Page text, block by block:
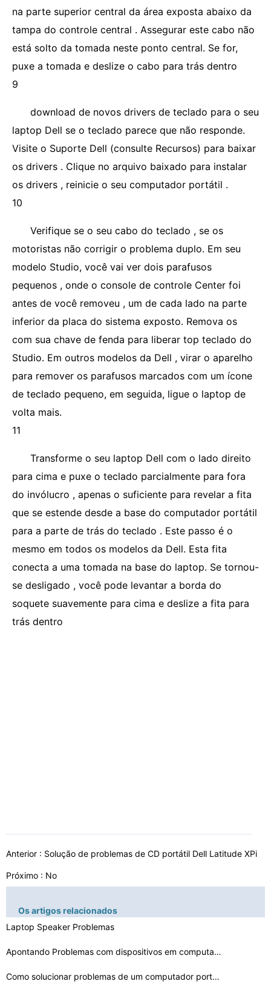
na parte superior central da área exposta abaixo da
tampa do controle central . Assegurar este cabo não
está solto da tomada neste ponto central. Se for,
puxe a tomada e deslize o cabo para trás dentro
9
download de novos drivers de teclado para o seu
laptop Dell se o teclado parece que não responde.
Visite o Suporte Dell (consulte Recursos) para baixar
os drivers . Clique no arquivo baixado para instalar
os drivers , reinicie o seu computador portátil .
10
Verifique se o seu cabo do teclado , se os
motoristas não corrigir o problema duplo. Em seu
modelo Studio, você vai ver dois parafusos
pequenos , onde o console de controle Center foi
antes de você removeu , um de cada lado na parte
inferior da placa do sistema exposto. Remova os
com sua chave de fenda para liberar top teclado do
Studio. Em outros modelos da Dell , virar o aparelho
para remover os parafusos marcados com um ícone
de teclado pequeno, em seguida, ligue o laptop de
volta mais.
11
Transforme o seu laptop Dell com o lado direito
para cima e puxe o teclado parcialmente para fora
do invólucro , apenas o suficiente para revelar a fita
que se estende desde a base do computador portátil
para a parte de trás do teclado . Este passo é o
mesmo em todos os modelos da Dell. Esta fita
conecta a uma tomada na base do laptop. Se tornou-
se desligado , você pode levantar a borda do
soquete suavemente para cima e deslize a fita para
trás dentro
Anterior : Solução de problemas de CD portátil Dell Latitude XPi
Próximo : No
Os artigos relacionados
Laptop Speaker Problemas
Apontando Problemas com dispositivos em computadores po…
Como solucionar problemas de um computador portátil qu…